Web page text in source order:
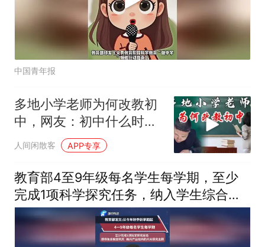
中国青年报
多地小学老师为何改教初
中，网友：初中什么时候
开始减少，为
人间闲散客 APP专享
教育部4至9年级每名学生每学期，至少
完成1项科学探究任务，纳入学生综合素
质评价档案不另作考试要求